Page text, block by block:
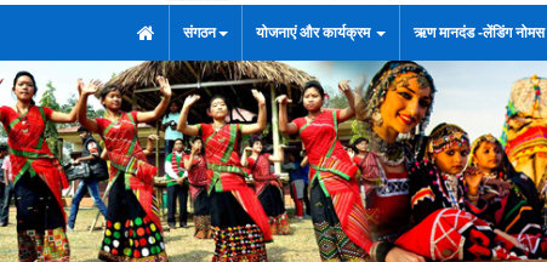
संगठन योजनाएं और कार्यक्रम ऋण मानदंड -लेंडिंग नोमस